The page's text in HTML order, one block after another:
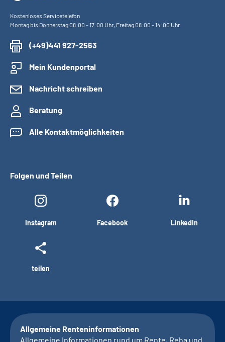
Kostenloses Servicetelefon
Montag bis Donnerstag 08:00 - 17:00 Uhr, Freitag 08:00 - 14:00 Uhr
(+49)441 927-2563
Mein Kundenportal
Nachricht schreiben
Beratung
Alle Kontaktmöglichkeiten
Folgen und Teilen
Instagram Facebook LinkedIn
teilen
Allgemeine Renteninformationen
Allgemeine Informationen rund um Rente, Reha und